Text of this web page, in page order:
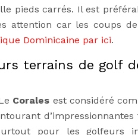
pieds carrés. Il est
attention car les coups
Dominicaine par ici.
terrains de golf
Corales est considéré
pour les golfeurs